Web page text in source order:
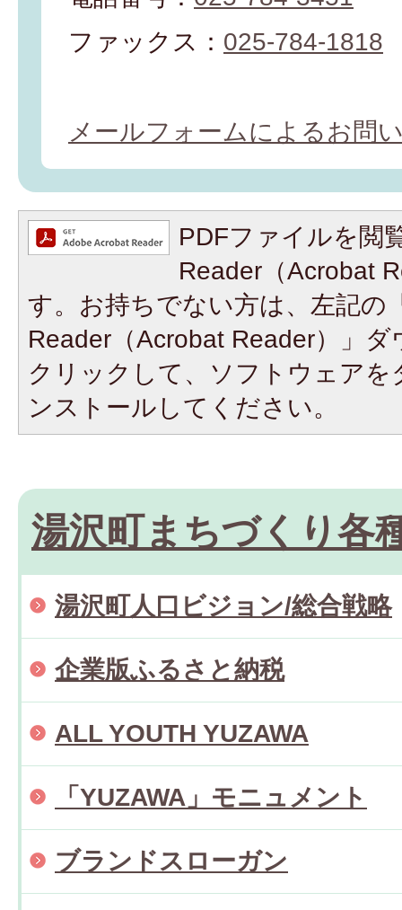
ファックス： 025-784-1818
メールフォームによるお問
PDFファイルを閲
Reader（Acrobat
す。お持ちでない方は、左記の
Reader（Acrobat Reader）」
クリックして、ソフトウェア
ンストールしてください。
湯沢町まちづくり各
湯沢町人口ビジョン/総合戦略
企業版ふるさと納税
ALL YOUTH YUZAWA
「YUZAWA」モニュメント
ブランドスローガン